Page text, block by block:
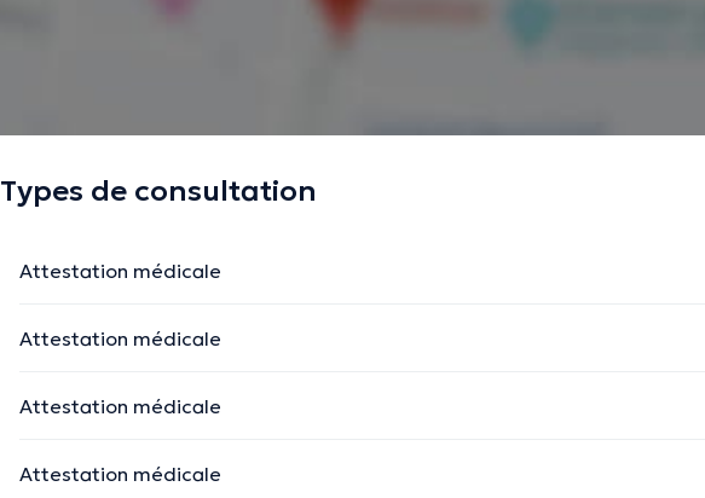
Types de consultation
Attestation médicale
Attestation médicale
Attestation médicale
Attestation médicale